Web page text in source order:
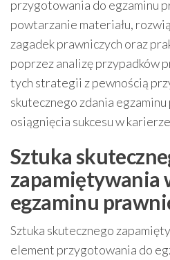
przygotowania do egzaminu
powtarzanie materiału,
zagadek prawniczych oraz
poprzez analizę przypadków
tych strategii z pewnością
skutecznego zdania
osiągnięcia sukcesu w
Sztuka
zapamiętywania
egzaminu
Sztuka skutecznego
element przygotowania do